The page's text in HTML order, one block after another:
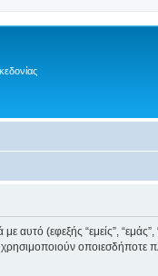
αυτό (εφεξής “εμείς”,